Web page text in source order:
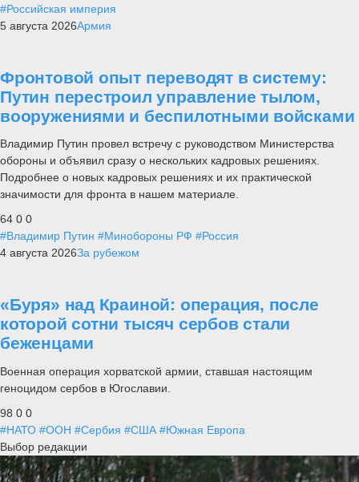
#Российская империя
5 августа 2026Армия
Фронтовой опыт переводят в систему:
Путин перестроил управление тылом,
вооружениями и беспилотными войсками
Владимир Путин провел встречу с руководством Министерства
обороны и объявил сразу о нескольких кадровых решениях.
Подробнее о новых кадровых решениях и их практической
значимости для фронта в нашем материале.
64 0 0
#Владимир Путин #Минобороны РФ #Россия
4 августа 2026За рубежом
«Буря» над Краиной: операция, после
которой сотни тысяч сербов стали
беженцами
Военная операция хорватской армии, ставшая настоящим
геноцидом сербов в Югославии.
98 0 0
#НАТО #ООН #Сербия #США #Южная Европа
Выбор редакции